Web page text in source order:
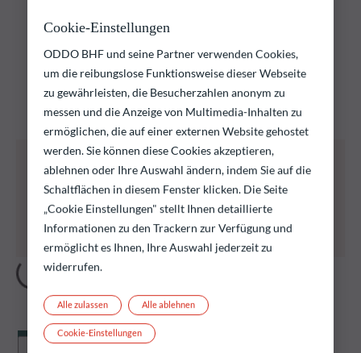
Entdecken Sie unsere
Fonds
Entdecken Sie unsere Fondsauswahl und finden Sie die
Fonds, die Ihren Anlagezielen entsprechen
Alle nachstehend aufgeführten Fonds bergen das
Risiko eines Kapitalverlusts.
Wir erinnern daran, dass die Wertentwicklung in
der Vergangenheit keine Rückschlüsse auf die
künftige Wertentwicklung zulässt. Sie schwankt im
Laufe der Zeit.
Nettoinventarwert
Cookie-Einstellungen
ODDO BHF und seine Partner verwenden Cookies,
um die reibungslose Funktionsweise dieser Webseite
zu gewährleisten, die Besucherzahlen anonym zu
messen und die Anzeige von Multimedia-Inhalten zu
ermöglichen, die auf einer externen Website gehostet
werden. Sie können diese Cookies akzeptieren,
ablehnen oder Ihre Auswahl ändern, indem Sie auf die
Schaltflächen in diesem Fenster klicken. Die Seite
„Cookie Einstellungen" stellt Ihnen detaillierte
Informationen zu den Trackern zur Verfügung und
ermöglicht es Ihnen, Ihre Auswahl jederzeit zu
widerrufen.
Alle ablehnen
Alle zulassen
Cookie-Einstellungen